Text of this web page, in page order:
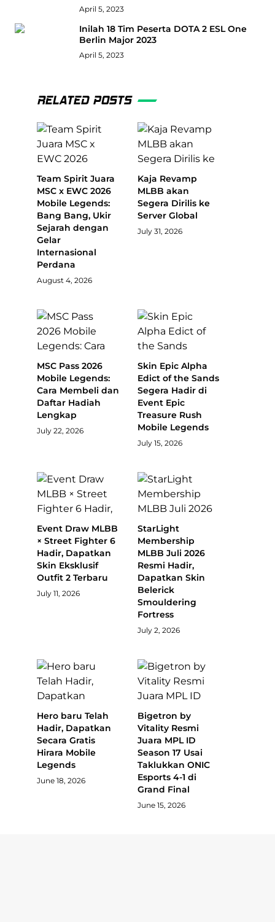
April 5, 2023
Inilah 18 Tim Peserta DOTA 2 ESL One
Berlin Major 2023
April 5, 2023
RELATED POSTS
Team Spirit Juara
MSC x EWC 2026
Mobile Legends:
Bang Bang, Ukir
Sejarah dengan
Gelar
Internasional
Perdana
August 4, 2026
Kaja Revamp
MLBB akan
Segera Dirilis ke
Server Global
July 31, 2026
MSC Pass 2026
Mobile Legends:
Cara Membeli dan
Daftar Hadiah
Lengkap
July 22, 2026
Skin Epic Alpha
Edict of the Sands
Segera Hadir di
Event Epic
Treasure Rush
Mobile Legends
July 15, 2026
Event Draw MLBB
× Street Fighter 6
Hadir, Dapatkan
Skin Eksklusif
Outfit 2 Terbaru
July 11, 2026
StarLight
Membership
MLBB Juli 2026
Resmi Hadir,
Dapatkan Skin
Belerick
Smouldering
Fortress
July 2, 2026
Hero baru Telah
Hadir, Dapatkan
Secara Gratis
Hirara Mobile
Legends
June 18, 2026
Bigetron by
Vitality Resmi
Juara MPL ID
Season 17 Usai
Taklukkan ONIC
Esports 4-1 di
Grand Final
June 15, 2026